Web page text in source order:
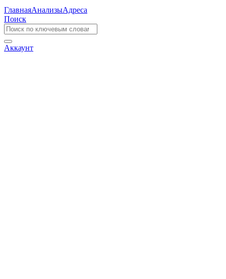
ГлавнаяАнализыАдреса
Поиск
Аккаунт